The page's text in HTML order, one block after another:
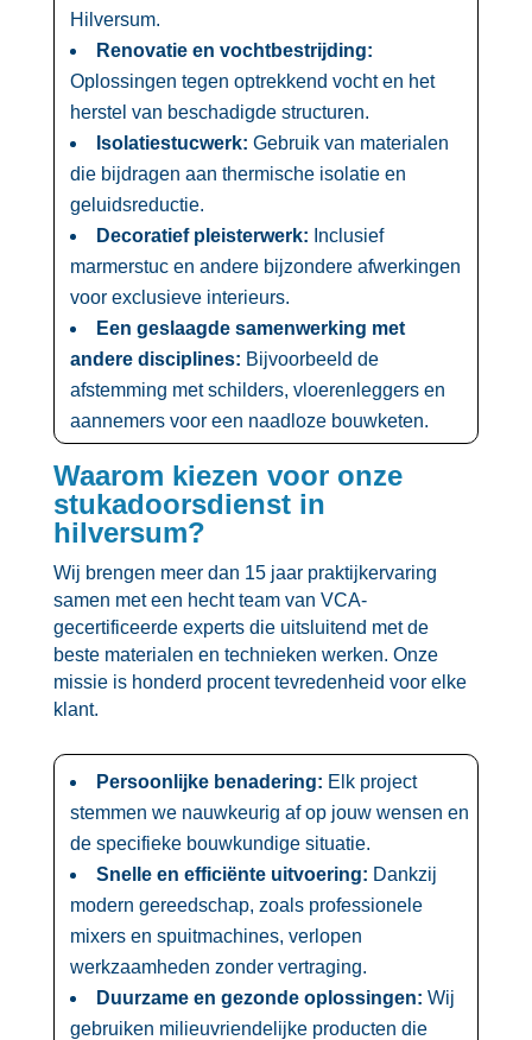
Hilversum.​
Renovatie en vochtbestrijding:
Oplossingen tegen optrekkend vocht en het
herstel van beschadigde structuren.​
Isolatiestucwerk: Gebruik van materialen
die bijdragen aan thermische isolatie en
geluidsreductie.​
Decoratief pleisterwerk: Inclusief
marmerstuc en andere bijzondere afwerkingen
voor exclusieve interieurs.​
Een geslaagde samenwerking met
andere disciplines: Bijvoorbeeld de
afstemming met schilders, vloerenleggers en
aannemers voor een naadloze bouwketen.​
Waarom kiezen voor onze
stukadoorsdienst in
hilversum?
Wij brengen meer dan 15 jaar praktijkervaring
samen met een hecht team van VCA-
gecertificeerde experts die uitsluitend met de
beste materialen en technieken werken.​ Onze
missie is honderd procent tevredenheid voor elke
klant.​
Persoonlijke benadering: Elk project
stemmen we nauwkeurig af op jouw wensen en
de specifieke bouwkundige situatie.​
Snelle en efficiënte uitvoering: Dankzij
modern gereedschap, zoals professionele
mixers en spuitmachines, verlopen
werkzaamheden zonder vertraging.​
Duurzame en gezonde oplossingen: Wij
gebruiken milieuvriendelijke producten die